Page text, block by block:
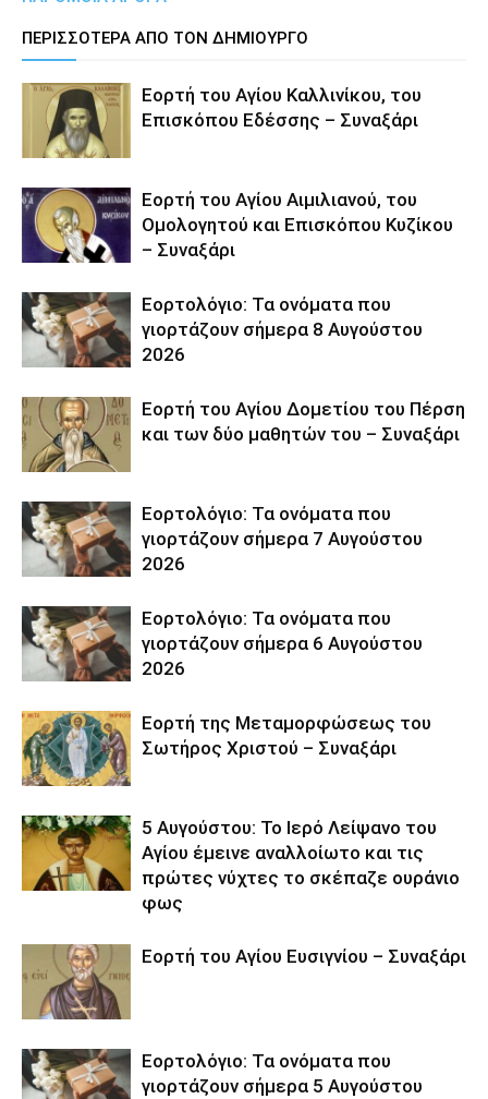
ΠΕΡΙΣΣΟΤΕΡΑ ΑΠΟ ΤΟΝ ΔΗΜΙΟΥΡΓΟ
Εορτή του Αγίου Καλλινίκου, του
Επισκόπου Εδέσσης – Συναξάρι
Εορτή του Αγίου Αιμιλιανού, του
Ομολογητού και Επισκόπου Κυζίκου
– Συναξάρι
Εορτολόγιο: Τα ονόματα που
γιορτάζουν σήμερα 8 Αυγούστου
2026
Εορτή του Αγίου Δομετίου του Πέρση
και των δύο μαθητών του – Συναξάρι
Εορτολόγιο: Τα ονόματα που
γιορτάζουν σήμερα 7 Αυγούστου
2026
Εορτολόγιο: Τα ονόματα που
γιορτάζουν σήμερα 6 Αυγούστου
2026
Εορτή της Μεταμορφώσεως του
Σωτήρος Χριστού – Συναξάρι
5 Αυγούστου: Το Ιερό Λείψανο του
Αγίου έμεινε αναλλοίωτο και τις
πρώτες νύχτες το σκέπαζε ουράνιο
φως
Εορτή του Αγίου Ευσιγνίου – Συναξάρι
Εορτολόγιο: Τα ονόματα που
γιορτάζουν σήμερα 5 Αυγούστου